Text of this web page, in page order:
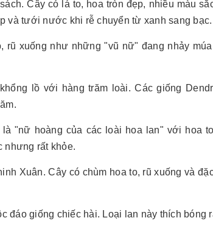
Cây có lá to, hoa tròn đẹp, nhiều màu
và tưới nước khi rễ chuyển từ xanh sang bạc.
rũ xuống như những "vũ nữ" đang nhảy
lồ với hàng trăm loài. Các giống
"nữ hoàng của các loài hoa lan" với hoa
nhưng rất khỏe.
Xuân. Cây có chùm hoa to, rũ xuống và
đáo giống chiếc hài. Loại lan này thích bóng